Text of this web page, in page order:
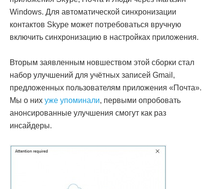
Windows. Для автоматической синхронизации
контактов Skype может потребоваться вручную
включить синхронизацию в настройках приложения.
Вторым заявленным новшеством этой сборки стал
набор улучшений для учётных записей Gmail,
предложенных пользователям приложения «Почта».
Мы о них уже упоминали, первыми опробовать
анонсированные улучшения смогут как раз
инсайдеры.